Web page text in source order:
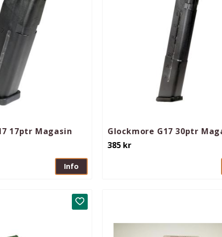
17ptr Magasin
Info
Glockmore G17 30ptr
385kr
Lägg till i favoriter